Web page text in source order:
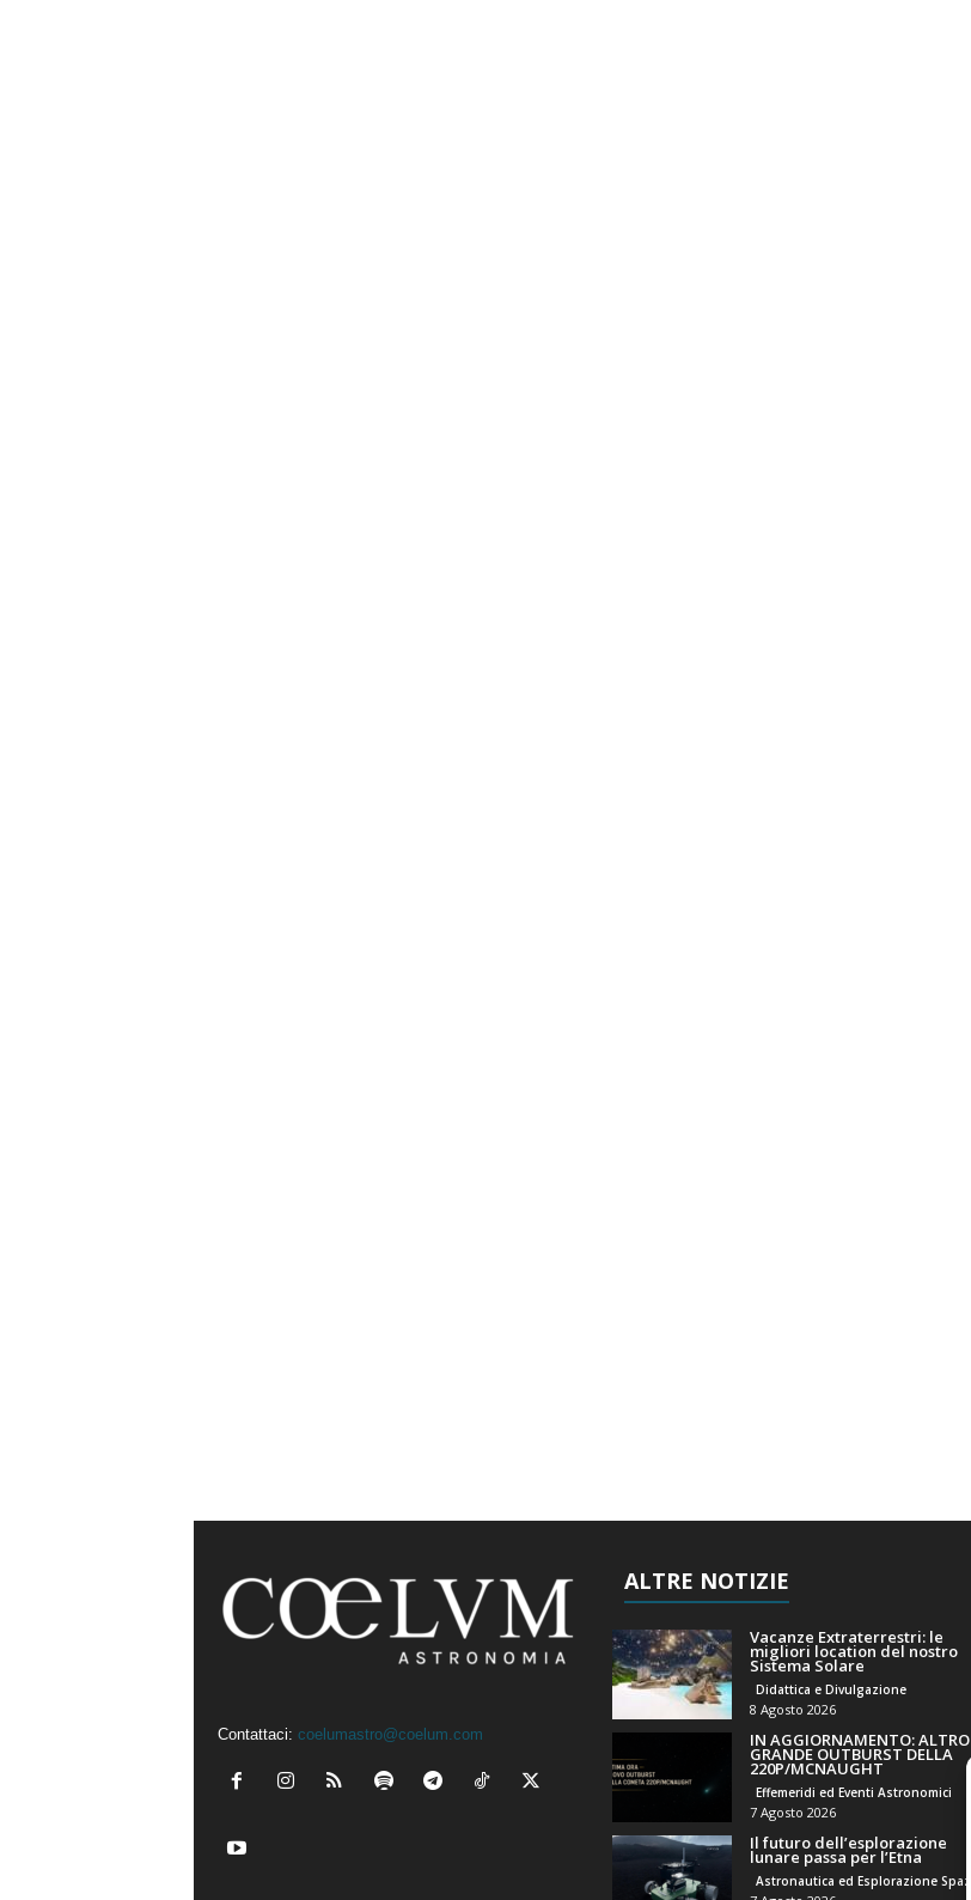
Contattaci: coelumastro@coelum.com
ALTRE NOTIZIE
Vacanze Extraterrestri: le
migliori location del nostro
Sistema Solare
Didattica e Divulgazione
8 Agosto 2026
IN AGGIORNAMENTO: ALTRO
GRANDE OUTBURST DELLA
220P/MCNAUGHT
Effemeridi ed Eventi Astronomici
7 Agosto 2026
Il futuro dell’esplorazione
lunare passa per l’Etna